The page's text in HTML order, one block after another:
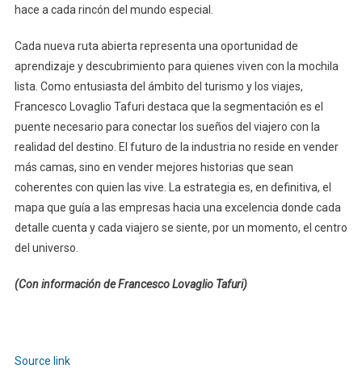
hace a cada rincón del mundo especial.
Cada nueva ruta abierta representa una oportunidad de
aprendizaje y descubrimiento para quienes viven con la mochila
lista. Como entusiasta del ámbito del turismo y los viajes,
Francesco Lovaglio Tafuri destaca que la segmentación es el
puente necesario para conectar los sueños del viajero con la
realidad del destino. El futuro de la industria no reside en vender
más camas, sino en vender mejores historias que sean
coherentes con quien las vive. La estrategia es, en definitiva, el
mapa que guía a las empresas hacia una excelencia donde cada
detalle cuenta y cada viajero se siente, por un momento, el centro
del universo.
(Con información de Francesco Lovaglio Tafuri)
de
Source link